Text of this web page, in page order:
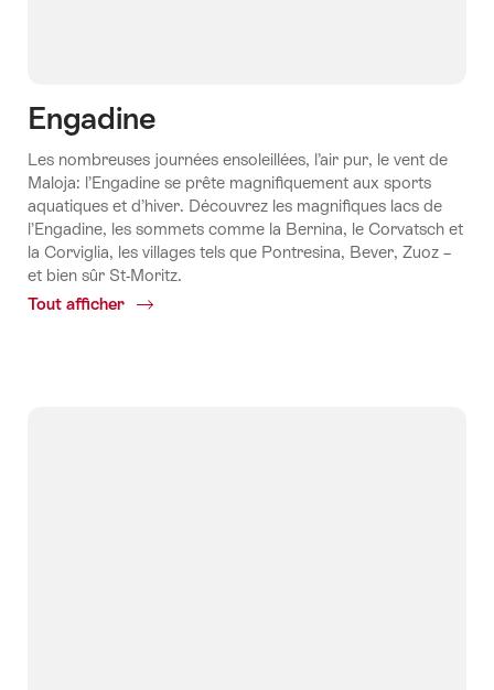
Engadine
Les nombreuses journées ensoleillées, l’air pur, le vent de
Maloja: l’Engadine se prête magnifiquement aux sports
aquatiques et d’hiver. Découvrez les magnifiques lacs de
l’Engadine, les sommets comme la Bernina, le Corvatsch et
la Corviglia, les villages tels que Pontresina, Bever, Zuoz –
et bien sûr St-Moritz.
Tout afficher
Common.Of